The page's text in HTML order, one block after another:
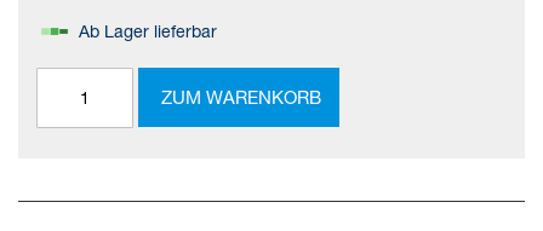
Ab Lager lieferbar
ZUM WARENKORB